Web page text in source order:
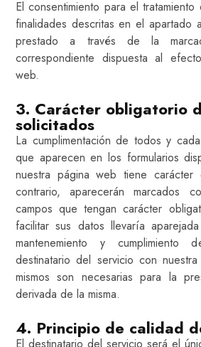
El consentimiento para el
finalidades descritas en el apartado
prestado a través de la
correspondiente dispuesta al
web.
3. Carácter obligatorio
solicitados
La cumplimentación de todos y
que aparecen en los formularios
nuestra página web tiene carácter
contrario, aparecerán marcados
campos que tengan carácter
facilitar sus datos llevaría
mantenemiento y
destinatario del servicio con
mismos son necesarias para la
derivada de la misma.
4. Principio de calidad